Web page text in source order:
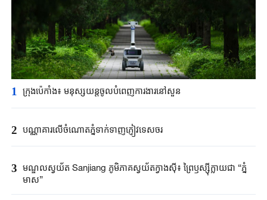
1 ក្រុងប៉េកាំង​៖ មនុស្សយន្ត​ចូលបំពេញ​ការងារនៅសួន​​
2 បណ្ណាគារលើចំណោតភ្នំទាក់ទាញភ្ញៀវទេសចរ
3 មណ្ឌលស្វយ័ត Sanjiang ភូមិភាគស្វយ័តក្វាងស៊ី៖ ព្រៃឫស្ស៊ីក្លាយជា “ភ្នំ
មាស”